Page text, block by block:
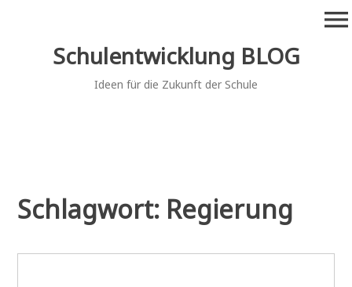
Schulentwicklung BLOG
Ideen für die Zukunft der Schule
menu
Schlagwort: Regierung